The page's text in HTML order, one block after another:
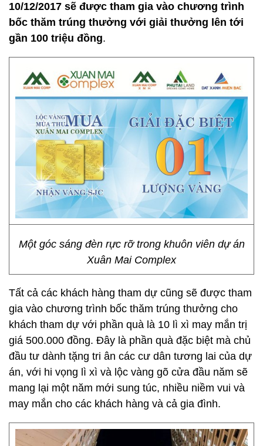
10/12/2017 sẽ được tham gia vào chương trình
bốc thăm trúng thưởng với giải thưởng lên tới
gần 100 triệu đồng.
Một góc sáng đèn rực rỡ trong khuôn viên dự án
Xuân Mai Complex
Tất cả các khách hàng tham dự cũng sẽ được tham
gia vào chương trình bốc thăm trúng thưởng cho
khách tham dự với phần quà là 10 lì xì may mắn trị
giá 500.000 đồng. Đây là phần quà đặc biệt mà chủ
đầu tư dành tặng tri ân các cư dân tương lai của dự
án, với hi vọng lì xì và lộc vàng gõ cửa đầu năm sẽ
mang lại một năm mới sung túc, nhiều niềm vui và
may mắn cho các khách hàng và cả gia đình.